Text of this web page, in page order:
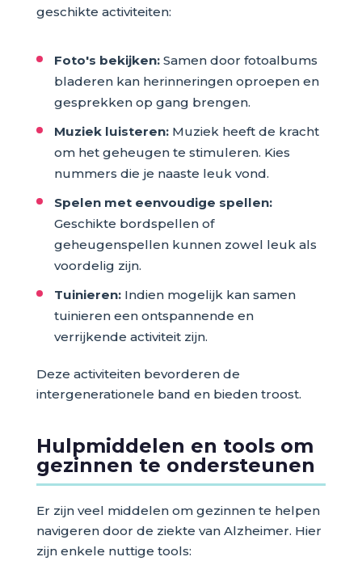
geschikte activiteiten:
Foto's bekijken:Samen door fotoalbums
bladeren kan herinneringen oproepen en
gesprekken op gang brengen.
Muziek luisteren:Muziek heeft de kracht
om het geheugen te stimuleren. Kies
nummers die je naaste leuk vond.
Spelen met eenvoudige spellen:
Geschikte bordspellen of
geheugenspellen kunnen zowel leuk als
voordelig zijn.
Tuinieren:Indien mogelijk kan samen
tuinieren een ontspannende en
verrijkende activiteit zijn.
Deze activiteiten bevorderen de
intergenerationele band en bieden troost.
Hulpmiddelen en tools om
gezinnen te ondersteunen
Er zijn veel middelen om gezinnen te helpen
navigeren door de ziekte van Alzheimer. Hier
zijn enkele nuttige tools: